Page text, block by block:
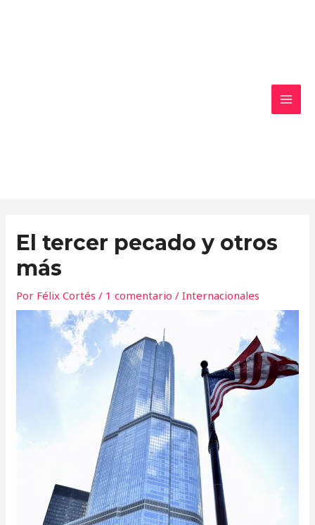
El tercer pecado y otros
más
Por Félix Cortés/ 1 comentario /Internacionales